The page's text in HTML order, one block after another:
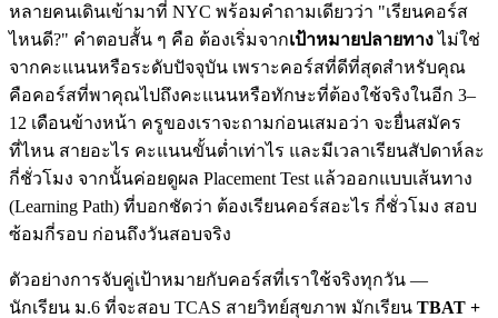
หลายคนเดินเข้ามาที่ NYC พร้อมคำถามเดียวว่า "เรียนคอร์ส
ไหนดี?" คำตอบสั้น ๆ คือ ต้องเริ่มจากเป้าหมายปลายทางไม่ใช่
จากคะแนนหรือระดับปัจจุบัน เพราะคอร์สที่ดีที่สุดสำหรับคุณ
คือคอร์สที่พาคุณไปถึงคะแนนหรือทักษะที่ต้องใช้จริงในอีก 3–
12 เดือนข้างหน้า ครูของเราจะถามก่อนเสมอว่า จะยื่นสมัคร
ที่ไหน สายอะไร คะแนนขั้นต่ำเท่าไร และมีเวลาเรียนสัปดาห์ละ
กี่ชั่วโมง จากนั้นค่อยดูผล Placement Test แล้วออกแบบเส้นทาง
(Learning Path) ที่บอกชัดว่า ต้องเรียนคอร์สอะไร กี่ชั่วโมง สอบ
ซ้อมกี่รอบ ก่อนถึงวันสอบจริง
ตัวอย่างการจับคู่เป้าหมายกับคอร์สที่เราใช้จริงทุกวัน —
นักเรียน ม.6 ที่จะสอบ TCAS สายวิทย์สุขภาพ มักเรียน TBAT +